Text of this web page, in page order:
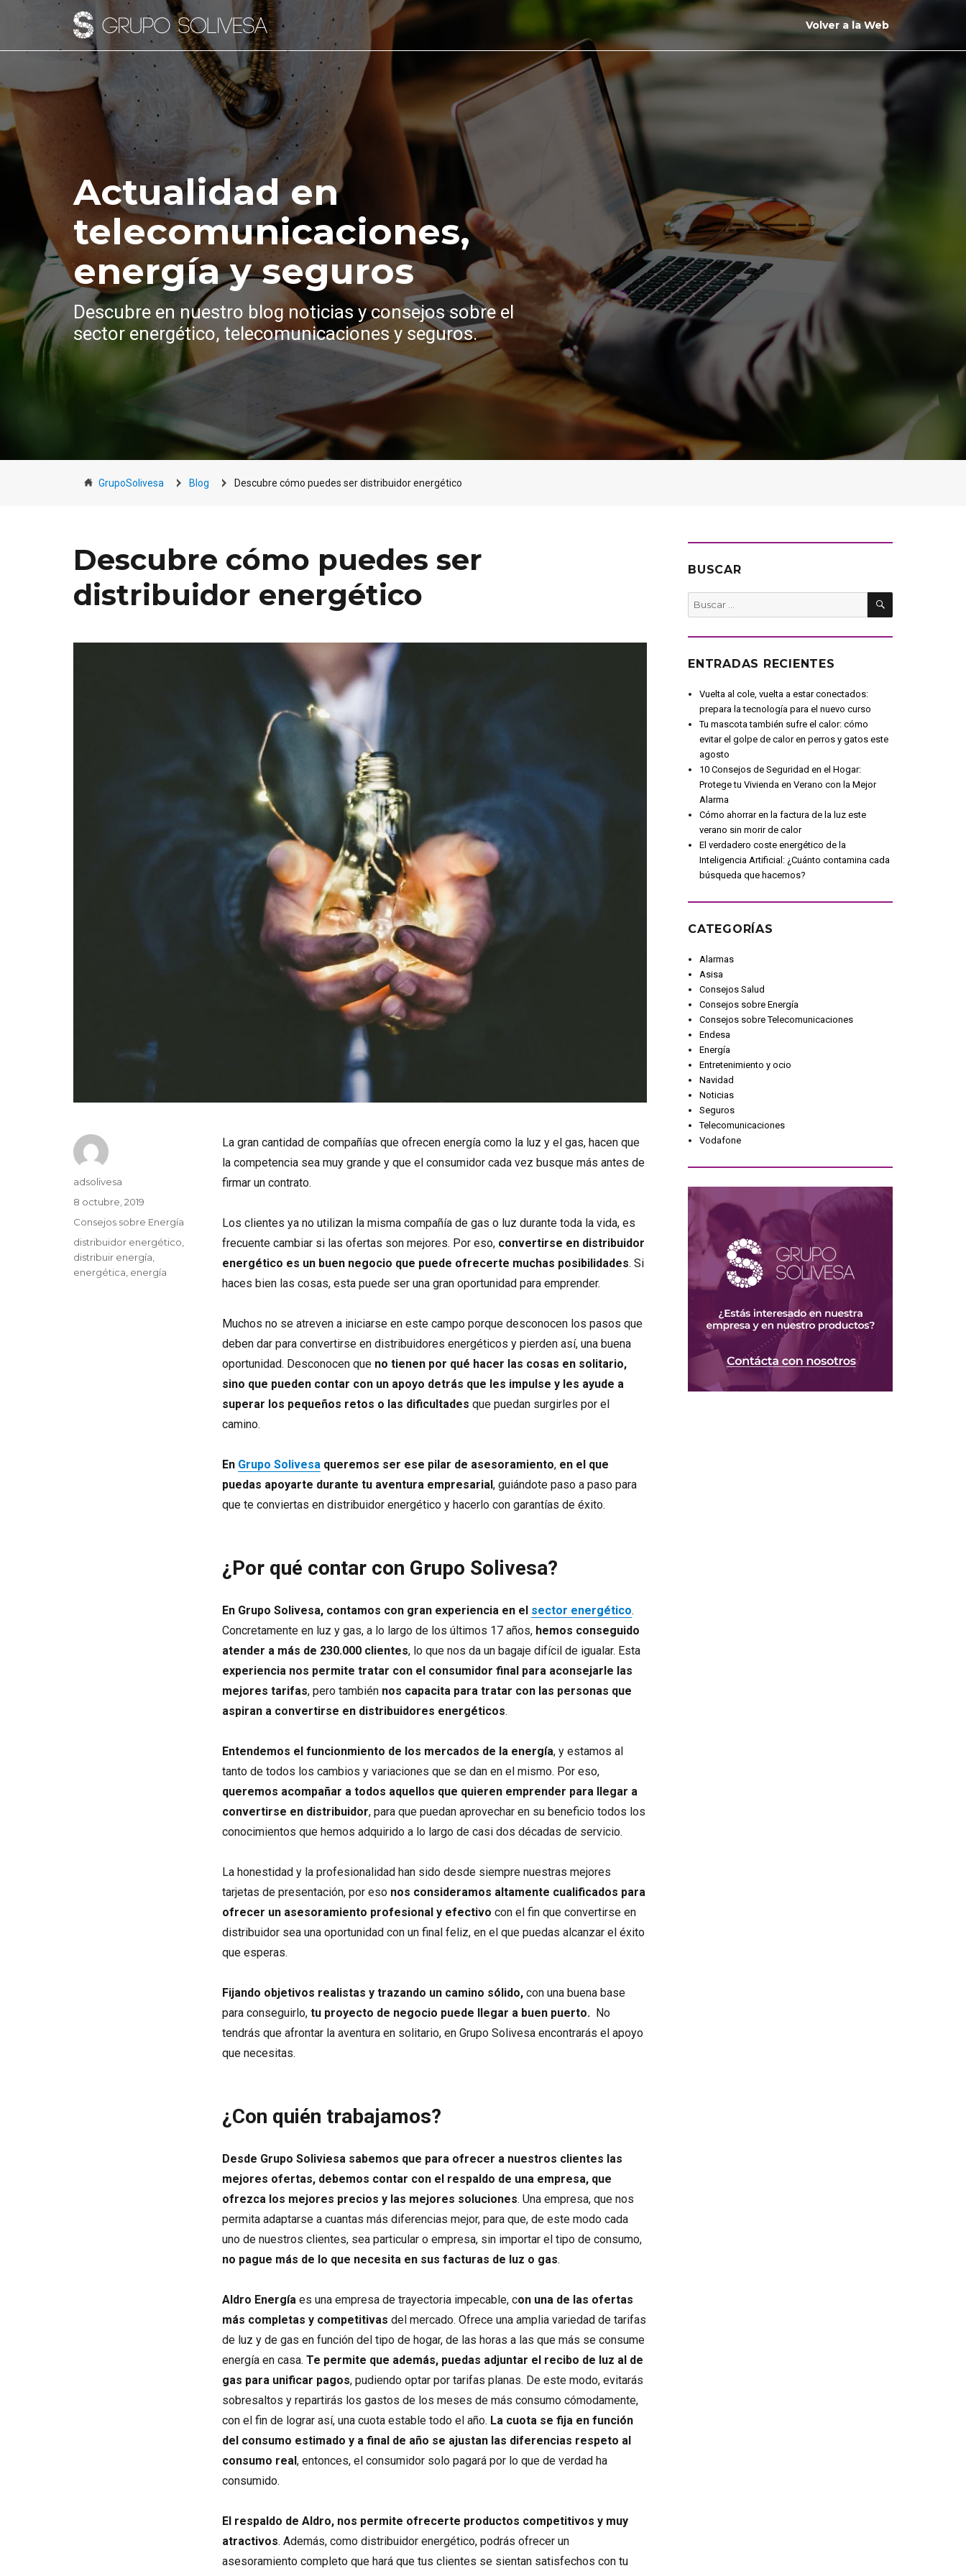
Volver a la Web
Actualidad en
telecomunicaciones,
energía y seguros
Descubre en nuestro blog noticias y consejos sobre el
sector energético, telecomunicaciones y seguros.
GrupoSolivesa Blog Descubre cómo puedes ser distribuidor energético
Descubre cómo puedes ser
distribuidor energético
La gran cantidad de compañías que ofrecen energía como la luz y el gas, hacen que
la competencia sea muy grande y que el consumidor cada vez busque más antes de
firmar un contrato.
Los clientes ya no utilizan la misma compañía de gas o luz durante toda la vida, es
frecuente cambiar si las ofertas son mejores. Por eso, convertirse en distribuidor
energético es un buen negocio que puede ofrecerte muchas posibilidades. Si
haces bien las cosas, esta puede ser una gran oportunidad para emprender.
Muchos no se atreven a iniciarse en este campo porque desconocen los pasos que
deben dar para convertirse en distribuidores energéticos y pierden así, una buena
oportunidad. Desconocen que no tienen por qué hacer las cosas en solitario,
sino que pueden contar con un apoyo detrás que les impulse y les ayude a
superar los pequeños retos o las dificultades que puedan surgirles por el
camino.
En Grupo Solivesa queremos ser ese pilar de asesoramiento, en el que
puedas apoyarte durante tu aventura empresarial, guiándote paso a paso para
que te conviertas en distribuidor energético y hacerlo con garantías de éxito.
¿Por qué contar con Grupo Solivesa?
En Grupo Solivesa, contamos con gran experiencia en el sector energético.
Concretamente en luz y gas, a lo largo de los últimos 17 años, hemos conseguido
atender a más de 230.000 clientes, lo que nos da un bagaje difícil de igualar. Esta
experiencia nos permite tratar con el consumidor final para aconsejarle las
mejores tarifas, pero también nos capacita para tratar con las personas que
aspiran a convertirse en distribuidores energéticos.
Entendemos el funcionmiento de los mercados de la energía, y estamos al
tanto de todos los cambios y variaciones que se dan en el mismo. Por eso,
queremos acompañar a todos aquellos que quieren emprender para llegar a
convertirse en distribuidor, para que puedan aprovechar en su beneficio todos los
conocimientos que hemos adquirido a lo largo de casi dos décadas de servicio.
La honestidad y la profesionalidad han sido desde siempre nuestras mejores
tarjetas de presentación, por eso nos consideramos altamente cualificados para
ofrecer un asesoramiento profesional y efectivo con el fin que convertirse en
distribuidor sea una oportunidad con un final feliz, en el que puedas alcanzar el éxito
que esperas.
Fijando objetivos realistas y trazando un camino sólido, con una buena base
para conseguirlo, tu proyecto de negocio puede llegar a buen puerto. No
tendrás que afrontar la aventura en solitario, en Grupo Solivesa encontrarás el apoyo
que necesitas.
¿Con quién trabajamos?
Desde Grupo Soliviesa sabemos que para ofrecer a nuestros clientes las
mejores ofertas, debemos contar con el respaldo de una empresa, que
ofrezca los mejores precios y las mejores soluciones. Una empresa, que nos
permita adaptarse a cuantas más diferencias mejor, para que, de este modo cada
uno de nuestros clientes, sea particular o empresa, sin importar el tipo de consumo,
no pague más de lo que necesita en sus facturas de luz o gas.
Aldro Energía es una empresa de trayectoria impecable, con una de las ofertas
más completas y competitivas del mercado. Ofrece una amplia variedad de tarifas
de luz y de gas en función del tipo de hogar, de las horas a las que más se consume
energía en casa.Te permite que además, puedas adjuntar el recibo de luz al de
gas para unificar pagos, pudiendo optar por tarifas planas. De este modo, evitarás
sobresaltos y repartirás los gastos de los meses de más consumo cómodamente,
con el fin de lograr así, una cuota estable todo el año. La cuota se fija en función
del consumo estimado y a final de año se ajustan las diferencias respeto al
consumo real, entonces, el consumidor solo pagará por lo que de verdad ha
consumido.
El respaldo de Aldro, nos permite ofrecerte productos competitivos y muy
atractivos. Además, como distribuidor energético, podrás ofrecer un
asesoramiento completo que hará que tus clientes se sientan satisfechos con tu
Autor
adsolivesa
Publicado
8 octubre, 2019
Categorías
Consejos sobre Energía
Etiquetas
distribuidor energético
distribuir energía
energética energía
BUSCAR
Buscar
por:
BUSCAR
ENTRADAS RECIENTES
Vuelta al cole, vuelta a estar conectados:
prepara la tecnología para el nuevo curso
Tu mascota también sufre el calor: cómo
evitar el golpe de calor en perros y gatos este
agosto
10 Consejos de Seguridad en el Hogar:
Protege tu Vivienda en Verano con la Mejor
Alarma
Cómo ahorrar en la factura de la luz este
verano sin morir de calor
El verdadero coste energético de la
Inteligencia Artificial: ¿Cuánto contamina cada
búsqueda que hacemos?
CATEGORÍAS
Alarmas
Asisa
Consejos Salud
Consejos sobre Energía
Consejos sobre Telecomunicaciones
Endesa
Energía
Entretenimiento y ocio
Navidad
Noticias
Seguros
Telecomunicaciones
Vodafone